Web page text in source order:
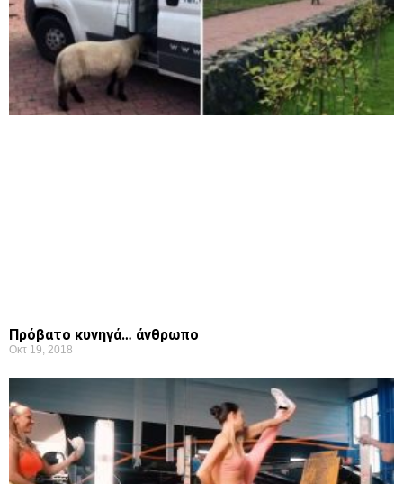
Πρόβατο κυνηγά… άνθρωπο
Οκτ 19, 2018